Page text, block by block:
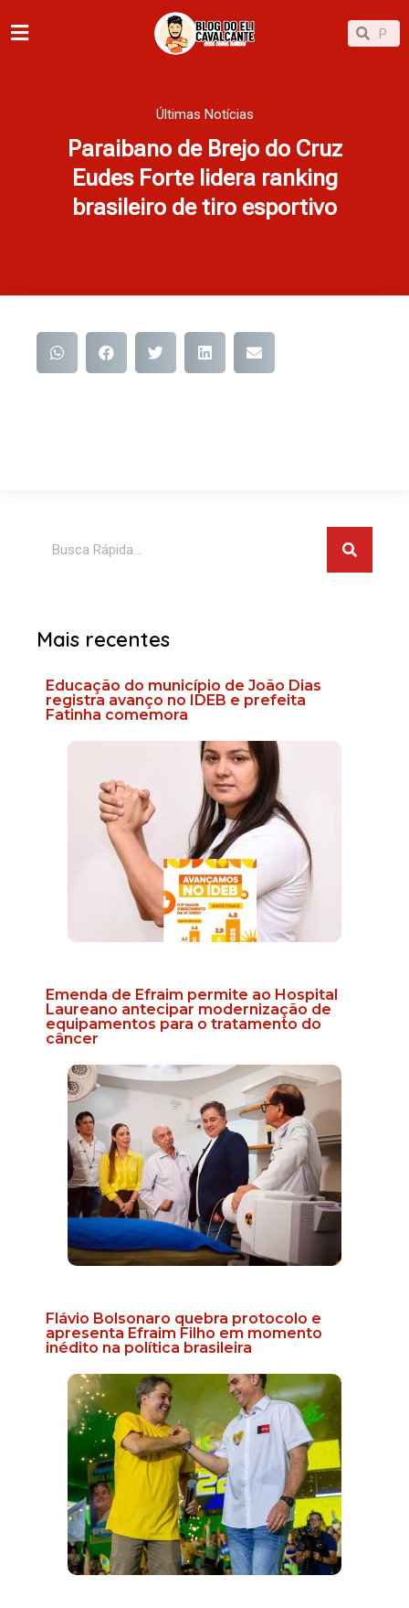
para
Pesquisar
Últimas Notícias
Paraibano de Brejo do Cruz
Eudes Forte lidera ranking
brasileiro de tiro esportivo
Mais recentes
Educação do município de João Dias
registra avanço no IDEB e prefeita
Fatinha comemora
Emenda de Efraim permite ao Hospital
Laureano antecipar modernização de
equipamentos para o tratamento do
câncer
Flávio Bolsonaro quebra protocolo e
apresenta Efraim Filho em momento
inédito na política brasileira